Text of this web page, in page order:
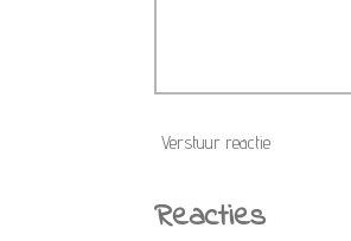
Verstuur reactie
Reacties